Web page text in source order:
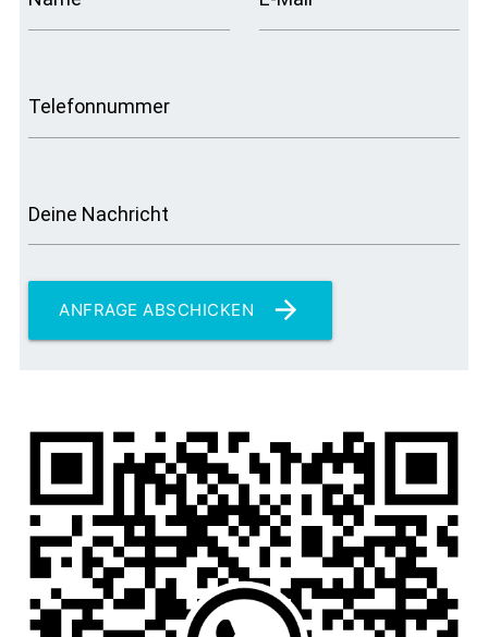
Telefonnummer
Deine Nachricht
arrow_forward
ANFRAGE ABSCHICKEN